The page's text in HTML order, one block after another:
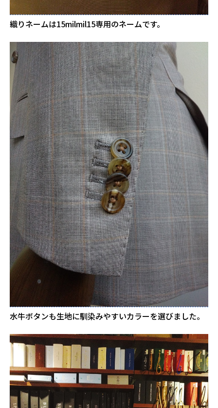
織りネームは15milmil15専用のネームです。
水牛ボタンも生地に馴染みやすいカラーを選びました。